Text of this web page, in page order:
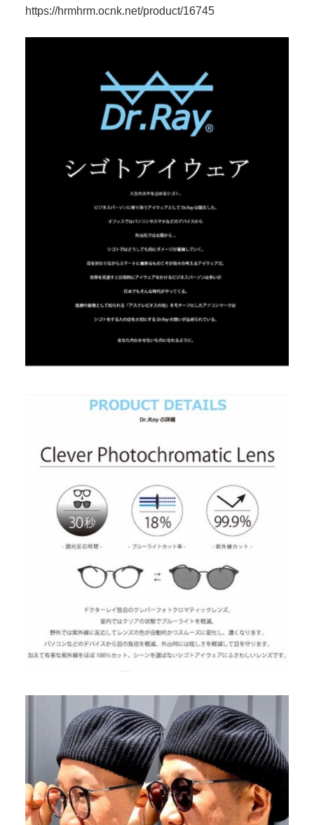
https://hrmhrm.ocnk.net/product/16745